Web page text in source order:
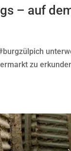
– auf
zu